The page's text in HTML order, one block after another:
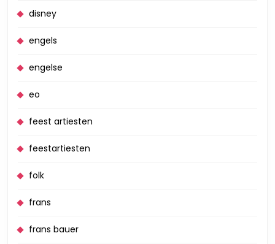
disney
engels
engelse
eo
feest artiesten
feestartiesten
folk
frans
frans bauer